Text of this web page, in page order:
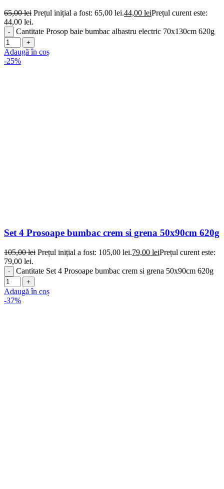
65,00lei Prețul inițial a fost: 65,00 lei.44,00 leiPrețul curent este:
44,00 lei.
Cantitate Prosop baie bumbac albastru electric 70x130cm 620g
Adaugă în coș
-25%
Set 4 Prosoape bumbac crem si grena 50x90cm 620g
105,00lei Prețul inițial a fost: 105,00 lei.79,00 leiPrețul curent este:
79,00 lei.
Cantitate Set 4 Prosoape bumbac crem si grena 50x90cm 620g
Adaugă în coș
-37%